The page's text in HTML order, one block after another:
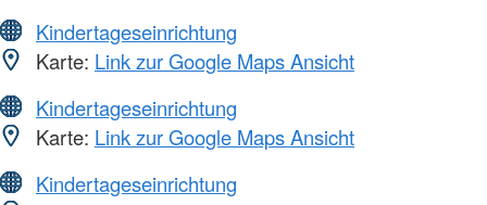
Kindertageseinrichtung
Karte: Link zur Google Maps Ansicht
Kindertageseinrichtung
Karte: Link zur Google Maps Ansicht
Kindertageseinrichtung